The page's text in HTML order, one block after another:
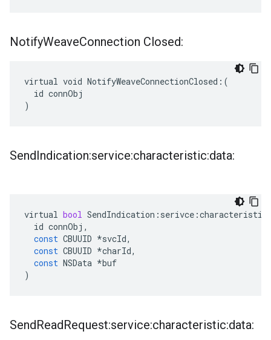
NotifyWeaveConnection Closed:
virtual void NotifyWeaveConnectionClosed:(
  id connObj
)
SendIndication:service:characteristic:data:
virtual bool SendIndication : serivce :characteristic
id connObj ,
const CBUUID *svcId,
const CBUUID *charId,
const NSData *buf
)
SendReadRequest:service:characteristic:data: